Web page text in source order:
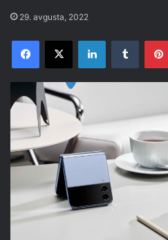
29. avgusta, 2022
Facebook
X LinkedInTumblr